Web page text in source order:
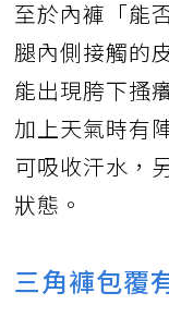
至於內褲「能
腿內側接觸的
能出現胯下搔
加上天氣時有
可吸收汗水，
狀態。
三角褲包覆